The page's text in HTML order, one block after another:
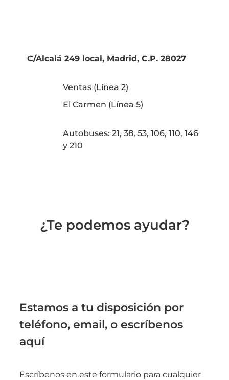
C/Alcalá 249 local, Madrid, C.P. 28027
Ventas (Línea 2)
El Carmen (Línea 5)
Autobuses: 21, 38, 53, 106, 110, 146
y 210
¿Te podemos ayudar?
Estamos a tu disposición por
teléfono, email, o escríbenos
aquí
Escríbenos en este formulario para cualquier